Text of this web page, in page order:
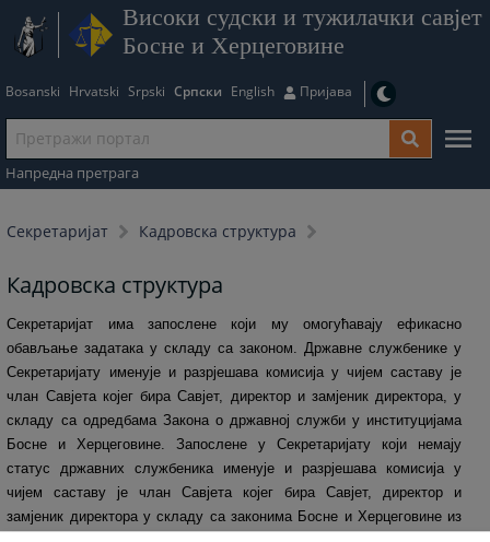
Високи судски и тужилачки савјет
Босне и Херцеговине
Bosanski Hrvatski Srpski Српски English Пријава
Напредна претрага
Секретаријат Кадровска структура
Кадровска структура
Секретаријат има запослене који му омогућавају ефикасно
обављање задатака у складу са законом. Државне службенике у
Секретаријату именује и разрјешава комисија у чијем саставу је
члан Савјета којег бира Савјет, директор и замјеник директора, у
складу са одредбама Закона о државној служби у институцијама
Босне и Херцеговине. Запослене у Секретаријату који немају
статус државних службеника именује и разрјешава комисија у
чијем саставу је члан Савјета којег бира Савјет, директор и
замјеник директора у складу са законима Босне и Херцеговине из